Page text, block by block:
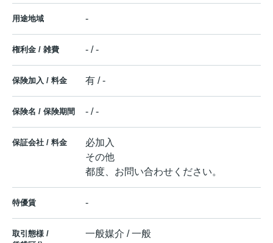
用途地域 -
権利金 / 雑費 - / -
保険加入 / 料金 有 / -
保険名 / 保険期間 - / -
保証会社 / 料金
必加入
その他
都度、お問い合わせください。
特優賃 -
取引態様 /
一般媒介 / 一般